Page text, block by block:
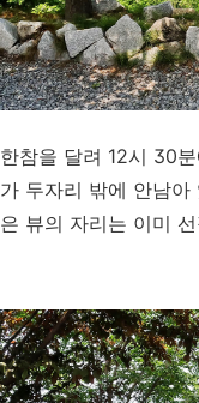
한참을 달려 12시 30
가 두자리 밖에 안남
은 뷰의 자리는 이미